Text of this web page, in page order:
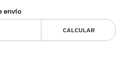
envío
CALCULAR